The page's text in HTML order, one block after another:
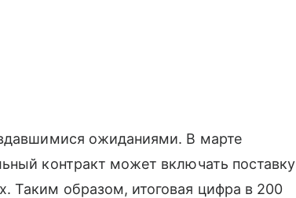
ожиданиями. В марте
контракт может включать поставку
Таким образом, итоговая цифра в 200